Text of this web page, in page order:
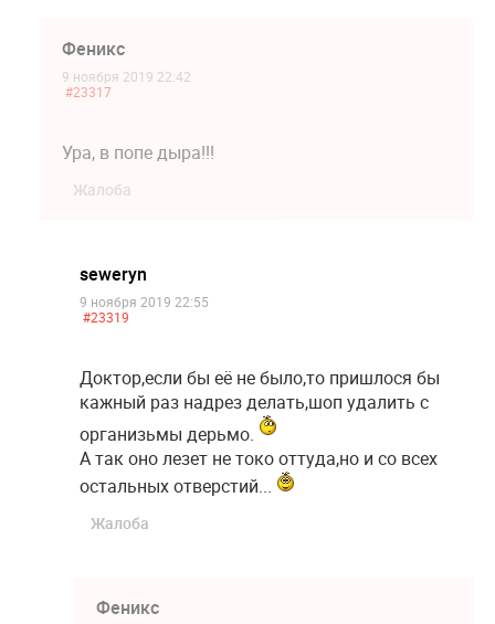
Феникс
9 ноября 2019 22:42
#23317
Ура, в попе дыра!!!
Жалоба
seweryn
9 ноября 2019 22:55
#23319
Доктор,если бы её не было,то пришлося бы
кажный раз надрез делать,шоп удалить с
организьмы дерьмо.
А так оно лезет не токо оттуда,но и со всех
остальных отверстий...
Жалоба
Феникс